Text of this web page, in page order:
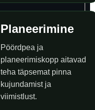
Planeerimine
Pöördpea ja
planeerimiskopp aitavad
teha täpsemat pinna
kujundamist ja
viimistlust.